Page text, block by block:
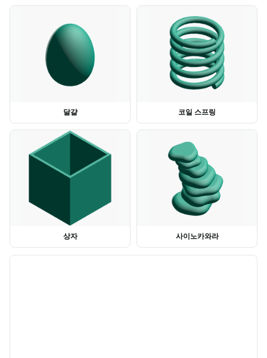
달걀 코일 스프링
상자 사이노카와라